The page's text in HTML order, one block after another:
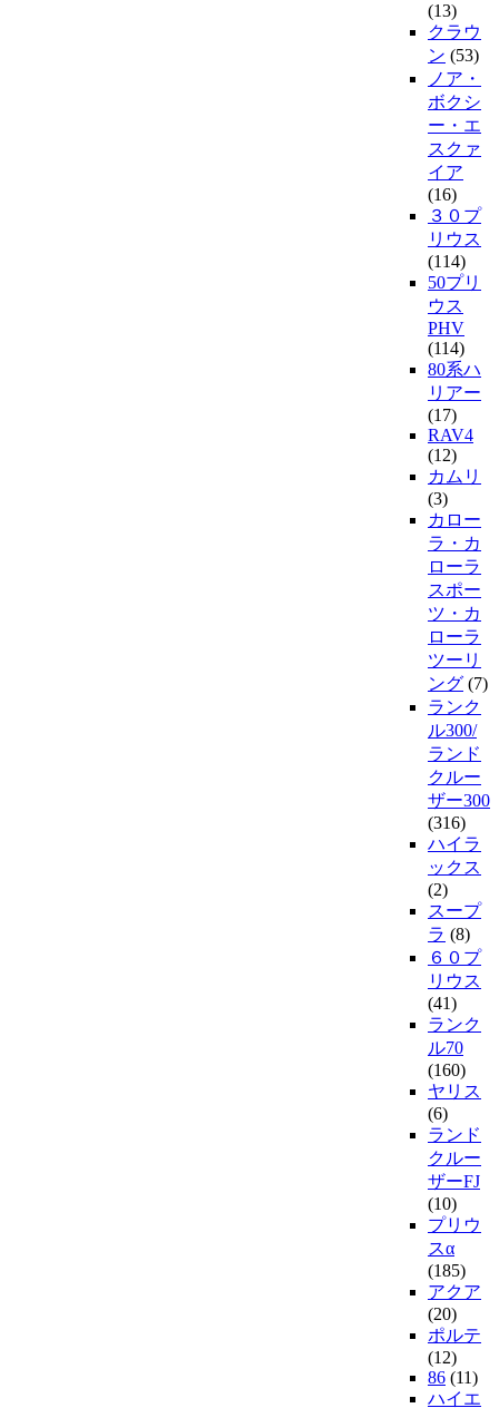
(13)
クラウ
ン (53)
ノア・
ボクシ
ー・エ
スクァ
イア
(16)
３０プ
リウス
(114)
50プリ
ウス
PHV
(114)
80系ハ
リアー
(17)
RAV4
(12)
カムリ
(3)
カロー
ラ・カ
ローラ
スポー
ツ・カ
ローラ
ツーリ
ング (7)
ランク
ル300/
ランド
クルー
ザー300
(316)
ハイラ
ックス
(2)
スープ
ラ (8)
６０プ
リウス
(41)
ランク
ル70
(160)
ヤリス
(6)
ランド
クルー
ザーFJ
(10)
プリウ
スα
(185)
アクア
(20)
ポルテ
(12)
86 (11)
ハイエ